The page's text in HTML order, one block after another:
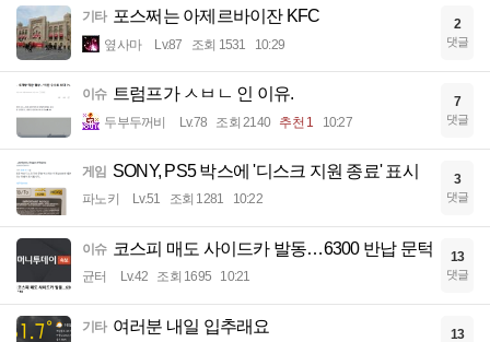
기타 포스쩌는 아제르바이잔 KFC
옆사마 Lv.87 조회 1531 10:29
2
댓글
이슈 트럼프가 ㅅㅂㄴ 인 이유.
두부두꺼비 Lv.78 조회 2140 추천 1 10:27
7
댓글
게임 SONY, PS5 박스에 '디스크 지원 종료' 표시
파노키 Lv.51 조회 1281 10:22
3
댓글
이슈 코스피 매도 사이드카 발동…6300 반납 문턱
균터 Lv.42 조회 1695 10:21
13
댓글
기타 여러분 내일 입추래요 13